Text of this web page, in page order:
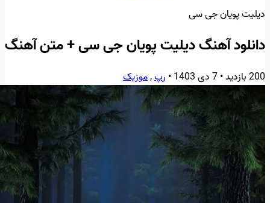
دیلیت پویان جی سی
دانلود آهنگ دیلیت پویان جی سی + متن آهنگ
200 بازدید •7 دی 1403 • رپ,موزیک